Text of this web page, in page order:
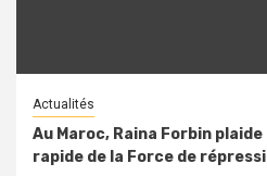
Actualités
Au Maroc, Raina Forbin
rapide de la Force de